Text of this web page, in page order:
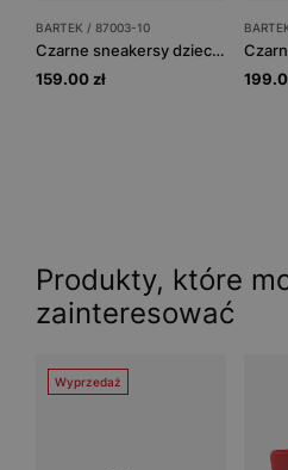
BARTEK / 87003-10
Czarne sneakersy dziecięce z białymi wstawkami BARTEK 87003-10
159.00 zł
Produkty, które
zainteresować
Wyprzedaż